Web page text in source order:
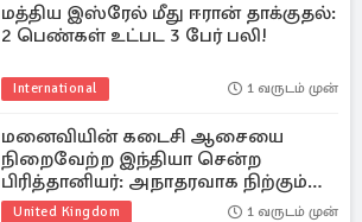
மத்திய இஸ்ரேல் மீது ஈரான் தாக்குதல்:
2 பெண்கள் உட்பட 3 பேர் பலி!
International 1 வருடம் முன்
மனைவியின் கடைசி ஆசையை
நிறைவேற்ற இந்தியா சென்ற
பிரித்தானியர்: அநாதரவாக நிற்கும்
பிள்ளைகள்
United Kingdom 1 வருடம் முன்